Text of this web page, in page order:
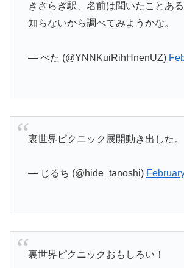
きさらぎ駅、名前は聞いたことあ
知らないから調べてみようかな。
— ぺた (@YNNKuiRihHnenUZ)
裏世界ピクニック展開動き出した。
— じるち (@hide_tanoshi)
裏世界ピクニックおもしろい！